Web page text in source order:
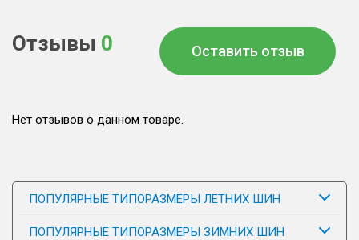
Отзывы 0 Оставить отзыв
Нет отзывов о данном товаре.
ПОПУЛЯРНЫЕ ТИПОРАЗМЕРЫ ЛЕТНИХ ШИН
ПОПУЛЯРНЫЕ ТИПОРАЗМЕРЫ ЗИМНИХ ШИН